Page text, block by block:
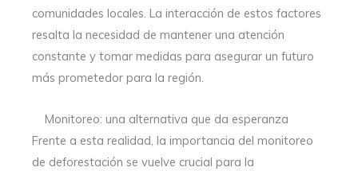
comunidades locales. La interacción de estos factores
resalta la necesidad de mantener una atención
constante y tomar medidas para asegurar un futuro
más prometedor para la región.
Monitoreo: una alternativa que da esperanza
Frente a esta realidad, la importancia del monitoreo
de deforestación se vuelve crucial para la